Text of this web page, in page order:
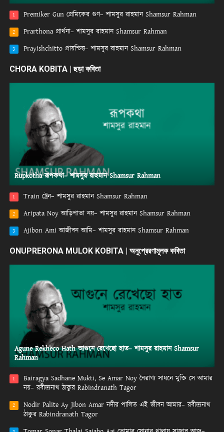
1 Premiker Gun প্রেমিকের গুণ– শামসুর রাহমান Shamsur Rahman
2 Prarthona প্রার্থনা– শামসুর রাহমান Shamsur Rahman
3 Prayishchitto প্রায়শ্চিত্ত– শামসুর রাহমান Shamsur Rahman
CHORA KOBITA | ছড়া কবিতা
Rupkotha রূপকথা– শামসুর রাহমান Shamsur Rahman
1 Train ট্রেন– শামসুর রাহমান Shamsur Rahman
2 Aripata Noy আড়িপাতা নয়– শামসুর রাহমান Shamsur Rahman
3 Ajibon Ami আজীবন আমি– শামসুর রাহমান Shamsur Rahman
ONUPRERONA MULOK KOBITA | অনুপ্রেরণামূলক কবিতা
Agune Rekheco Hath আগুনে রেখেছো হাত– শামসুর রাহমান Shamsur
Rahman
1
Bairagya Sadhane Mukti, Se Amar Noy বৈরাগ্য সাধনে মুক্তি সে আমার
নয়– রবীন্দ্রনাথ ঠাকুর Rabindranath Tagor
2
Nodir Palite Ay Jibon Amar নদীর পালিত এই জীবন আমার– রবীন্দ্রনাথ
ঠাকুর Rabindranath Tagor